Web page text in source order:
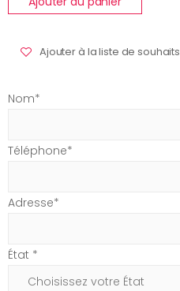
Ajouter à la liste de souhaits
Nom*
Téléphone*
Adresse*
État *